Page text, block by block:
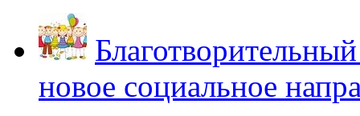
новое социальное